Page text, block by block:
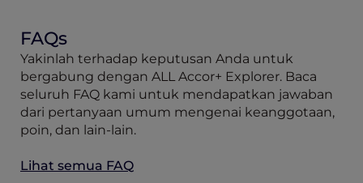
FAQs
Yakinlah terhadap keputusan Anda untuk
bergabung dengan ALL Accor+ Explorer. Baca
seluruh FAQ kami untuk mendapatkan jawaban
dari pertanyaan umum mengenai keanggotaan,
poin, dan lain-lain.
Lihat semua FAQ